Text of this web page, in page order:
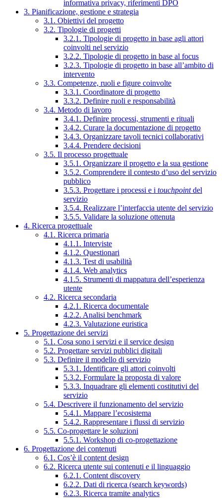
informativa privacy, riferimenti DPO
3. Pianificazione, gestione e strategia
3.1. Obiettivi del progetto
3.2. Tipologie di progetti
3.2.1. Tipologie di progetto in base agli attori
coinvolti nel servizio
3.2.2. Tipologie di progetto in base al focus
3.2.3. Tipologie di progetto in base all’ambito di
intervento
3.3. Competenze, ruoli e figure coinvolte
3.3.1. Coordinatore di progetto
3.3.2. Definire ruoli e responsabilità
3.4. Metodo di lavoro
3.4.1. Definire processi, strumenti e rituali
3.4.2. Curare la documentazione di progetto
3.4.3. Organizzare tavoli tecnici collaborativi
3.4.4. Prendere decisioni
3.5. Il processo progettuale
3.5.1. Organizzare il progetto e la sua gestione
3.5.2. Comprendere il contesto d’uso del servizio
pubblico
3.5.3. Progettare i processi e i touchpointdel
servizio
3.5.4. Realizzare l’interfaccia utente del servizio
3.5.5. Validare la soluzione ottenuta
4. Ricerca progettuale
4.1. Ricerca primaria
4.1.1. Interviste
4.1.2. Questionari
4.1.3. Test di usabilità
4.1.4. Web analytics
4.1.5. Strumenti di mappatura dell’esperienza
utente
4.2. Ricerca secondaria
4.2.1. Ricerca documentale
4.2.2. Analisi benchmark
4.2.3. Valutazione euristica
5. Progettazione dei servizi
5.1. Cosa sono i servizi e il service design
5.2. Progettare servizi pubblici digitali
5.3. Definire il modello di servizio
5.3.1. Identificare gli attori coinvolti
5.3.2. Formulare la proposta di valore
5.3.3. Inquadrare gli elementi costitutivi del
servizio
5.4. Descrivere il funzionamento del servizio
5.4.1. Mappare l’ecosistema
5.4.2. Rappresentare i flussi di servizio
5.5. Co-progettare le soluzioni
5.5.1. Workshop di co-progettazione
6. Progettazione dei contenuti
6.1. Cos’è il content design
6.2. Ricerca utente sui contenuti e il linguaggio
6.2.1. Content discovery
6.2.2. Dati di ricerca (search keywords)
6.2.3. Ricerca tramite analytics